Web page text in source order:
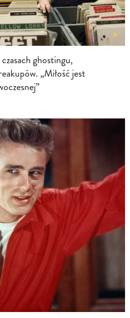
ghostingu,
„Miłość jest